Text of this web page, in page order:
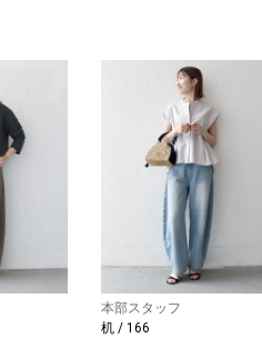
本部スタッフ
机 / 166